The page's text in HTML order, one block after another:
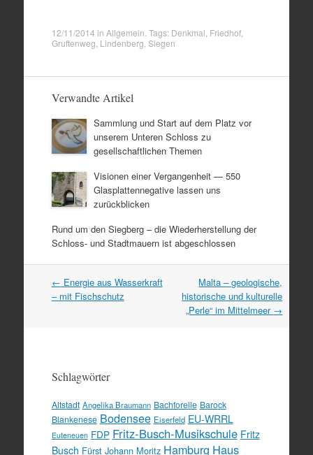
12/11/2014 in Allgemein . Tags: Denkmal Friedhof,
Gruftenweg Lindenberg Siegen
Verwandte Artikel
Sammlung und Start auf dem Platz vor
unserem Unteren Schloss zu
gesellschaftlichen Themen
Visionen einer Vergangenheit — 550
Glasplattennegative lassen uns
zurückblicken
Rund um den Siegberg – die Wiederherstellung der
Schloss- und Stadtmauern ist abgeschlossen
Artikel
Navigation
← Energie aus Wasserkraft
– mit Fischschutz
Malta – geologische,
historische und kulturelle
„Perle“ im Mittelmeer →
Schlagwörter
Altstadt Angelika Braumann Bachforelle Barock
Blankenese Bodensee Eiserfeld EU-WRRL
Euteneuen FDP Fritz-Busch-Musikschule Fritz
Busch Fürst Johann Moritz Hamburg Haus